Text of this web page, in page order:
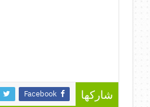
شاركها Facebook